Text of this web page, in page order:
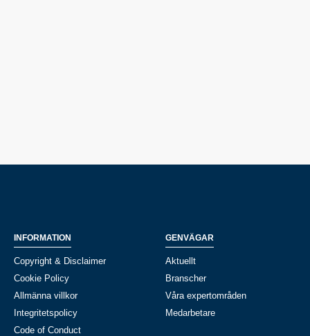
INFORMATION
Copyright & Disclaimer
Cookie Policy
Allmänna villkor
Integritetspolicy
Code of Conduct
GENVÄGAR
Aktuellt
Branscher
Våra expertområden
Medarbetare